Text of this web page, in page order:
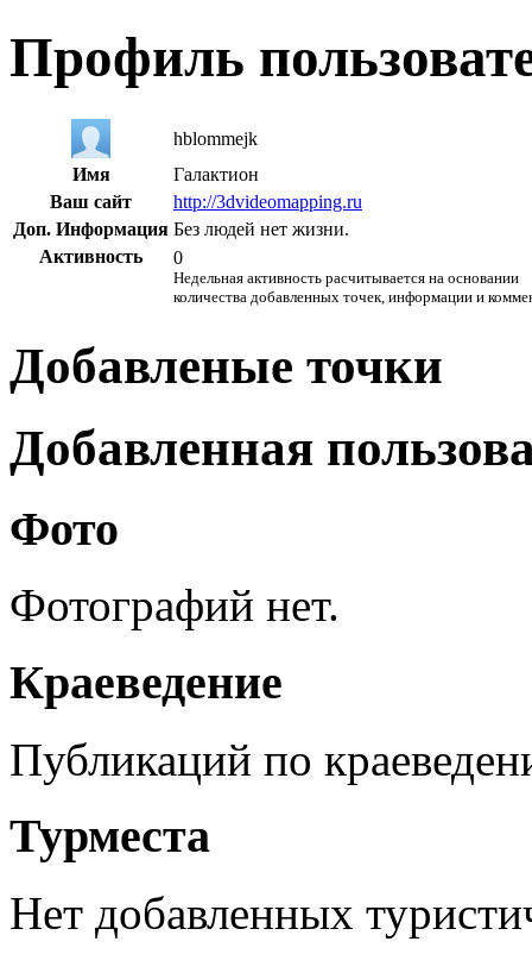
Профиль
hblommejk
Имя
Галактион
Ваш сайт
http://3dvideomapping.ru
Доп. Информация Без людей нет жизни.
Активность
0
Недельная активность расчитывается на основании
количества добавленных точек, информации и
Добавленые точки
Добавленная
Фото
Фотографий нет.
Краеведение
Публикаций по
Турместа
Нет добавленных